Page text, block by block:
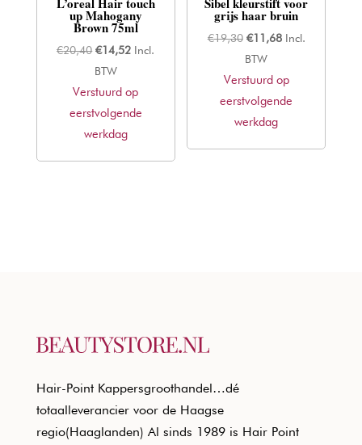
up Mahogany
Brown 75ml
€20,40 Oorspronkelijke
prijs
was:
€20,40.
€14,52Huidige
is:
€14,52.
Incl.
BTW
Verstuurd op
eerstvolgende
werkdag
grijs haar bruin
€19,30 Oorspronkelijke
prijs
was:
€19,30.
€11,68Huidige
is:
€11,68.
Incl.
BTW
Verstuurd op
eerstvolgende
werkdag
Hair-Point Kappersgroothandel…dé
totaalleverancier voor de Haagse
regio(Haaglanden) Al sinds 1989 is Hair Point